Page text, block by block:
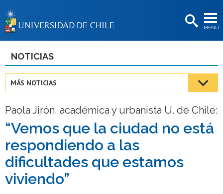
MENÚ
BIBLIOTECAS
Estudiantes
Académicas/os
Funcionarias/os
Egresadas/os
NOTICIAS
MÁS NOTICIAS
Paola Jirón, académica y urbanista U. de Chile:
“Vemos que la ciudad no está
respondiendo a las
dificultades que estamos
viviendo”